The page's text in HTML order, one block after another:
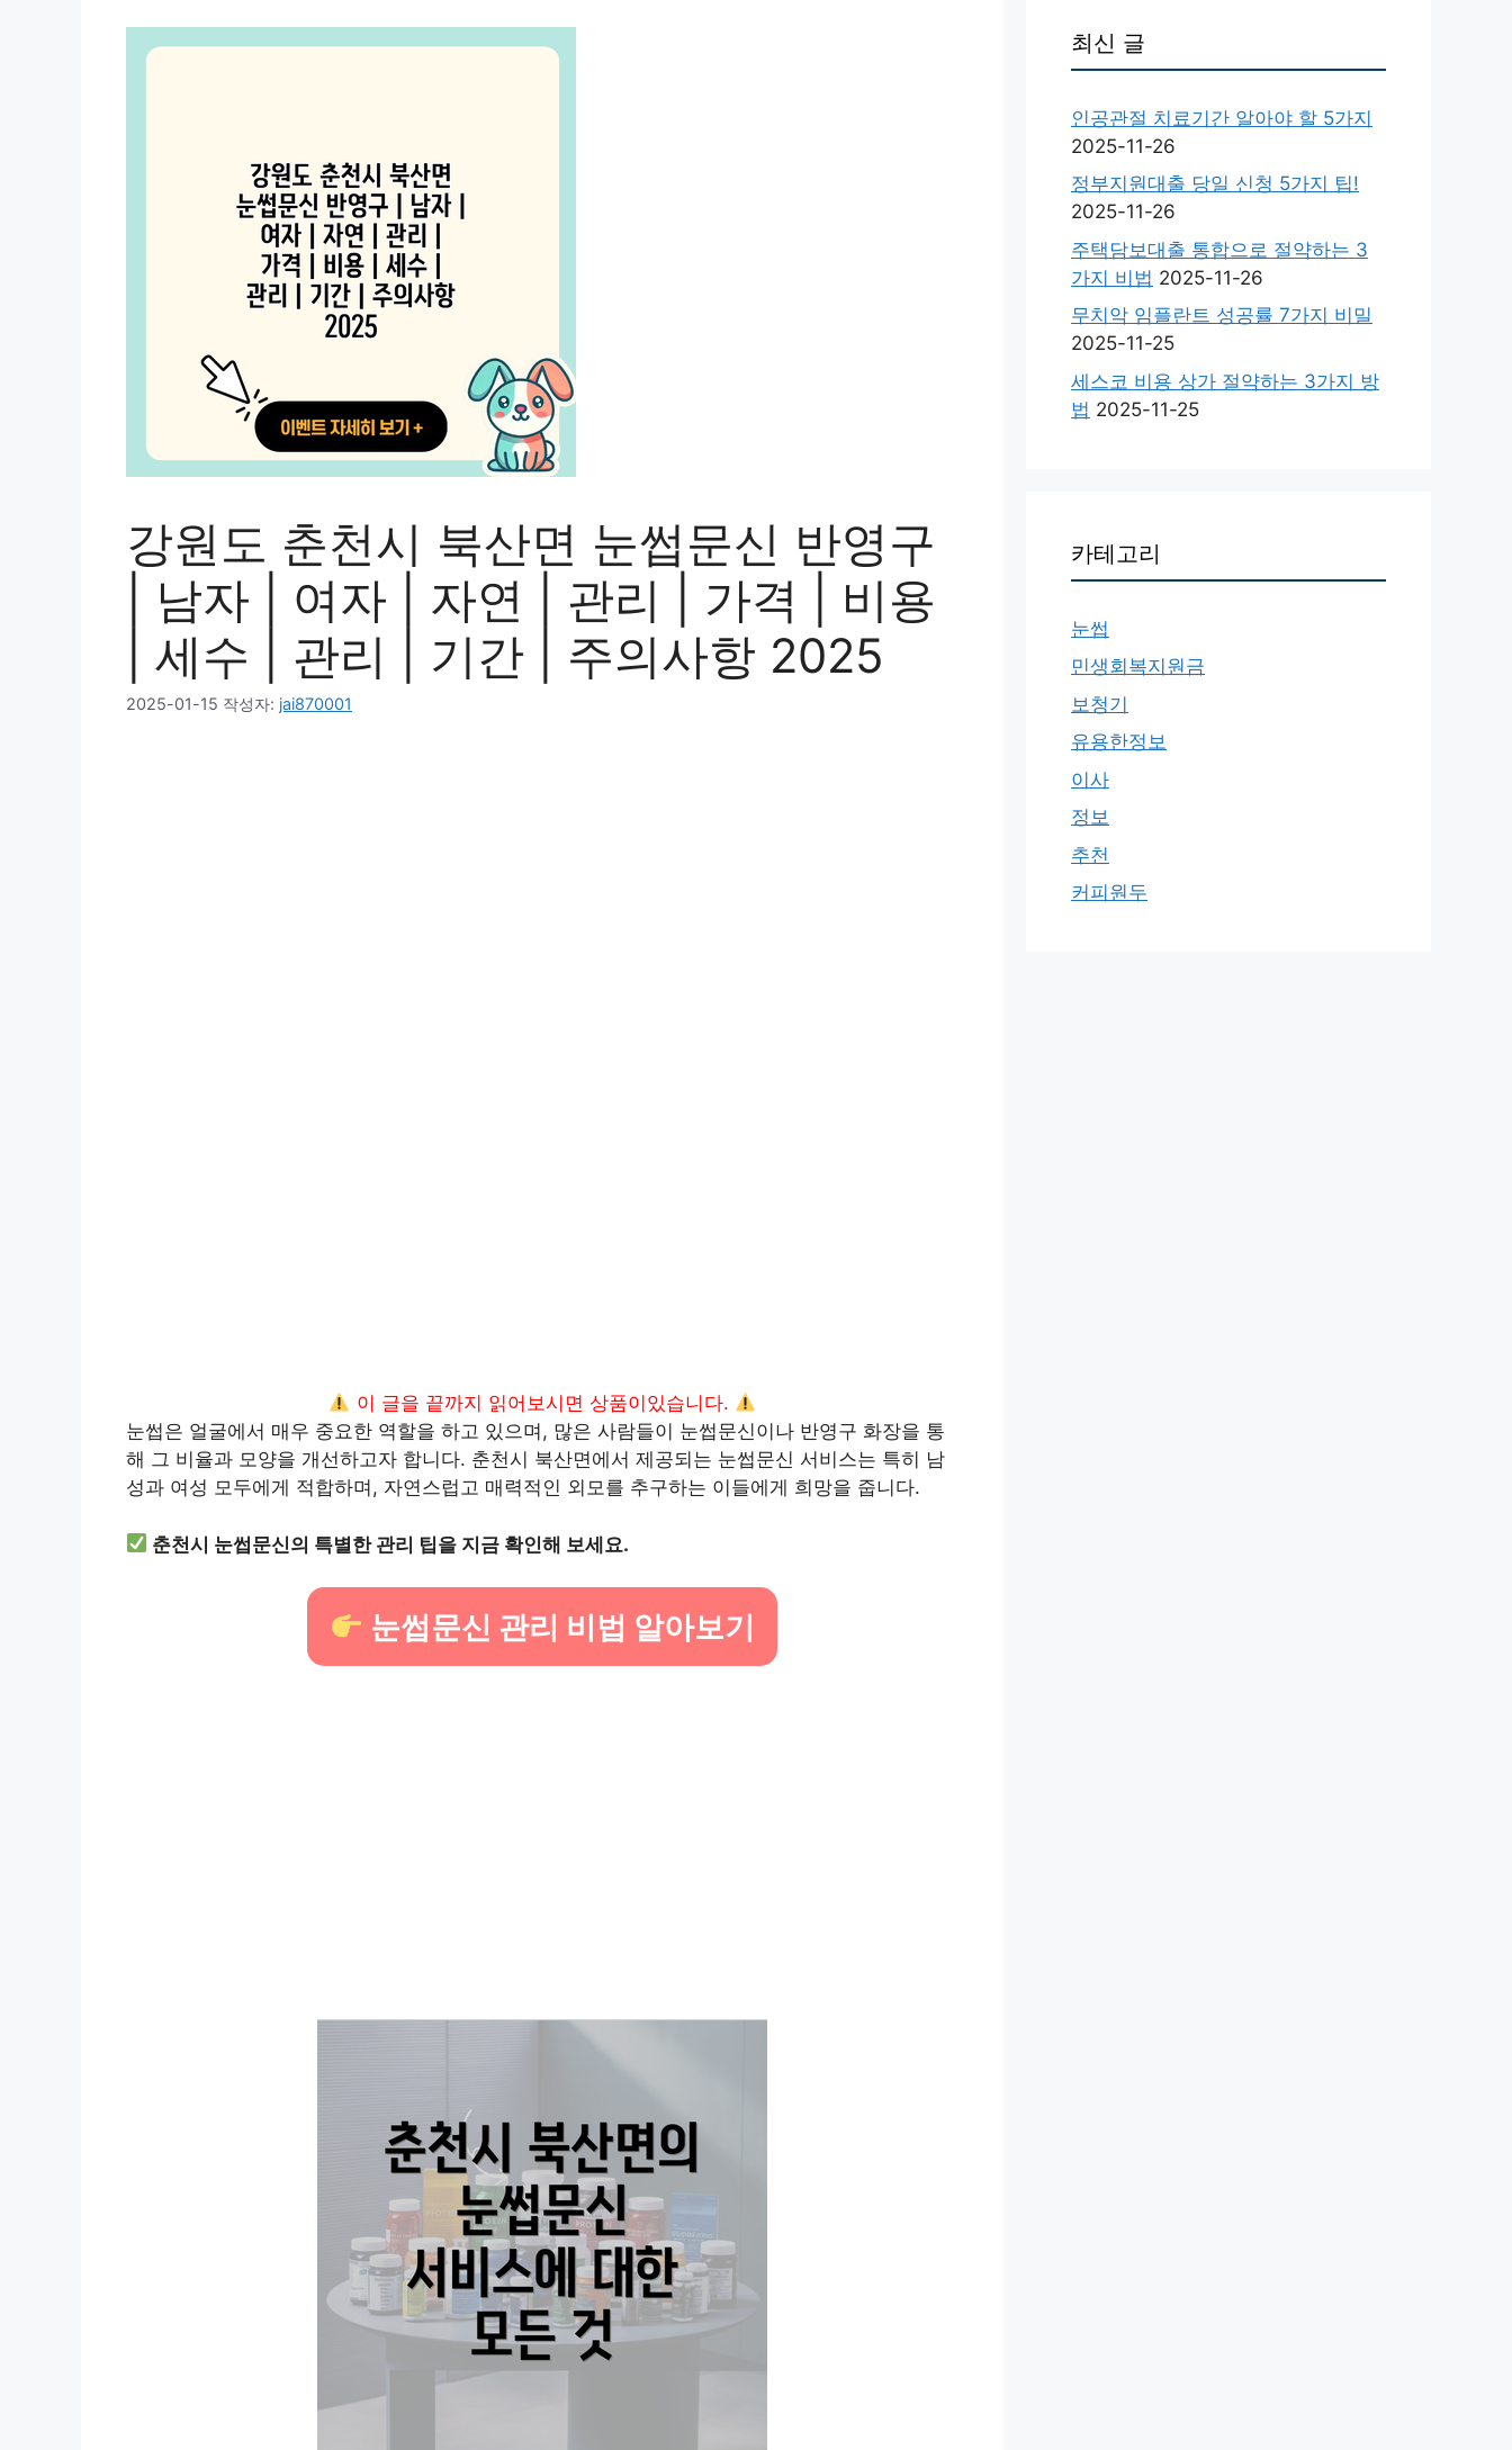
강원도 춘천시 북산면 눈썹문신 반영구
| 남자 | 여자 | 자연 | 관리 | 가격 | 비용
| 세수 | 관리 | 기간 | 주의사항 2025
2025-01-15 작성자: jai870001
이 글을 끝까지 읽어보시면 상품이있습니다.
눈썹은 얼굴에서 매우 중요한 역할을 하고 있으며, 많은 사람들이 눈썹문신이나 반영구 화장을 통
해 그 비율과 모양을 개선하고자 합니다. 춘천시 북산면에서 제공되는 눈썹문신 서비스는 특히 남
성과 여성 모두에게 적합하며, 자연스럽고 매력적인 외모를 추구하는 이들에게 희망을 줍니다.
춘천시 눈썹문신의 특별한 관리 팁을 지금 확인해 보세요.
눈썹문신 관리 비법 알아보기
최신 글
인공관절 치료기간 알아야 할 5가지
2025-11-26
정부지원대출 당일 신청 5가지 팁!
2025-11-26
주택담보대출 통합으로 절약하는 3
가지 비법 2025-11-26
무치악 임플란트 성공률 7가지 비밀
2025-11-25
세스코 비용 상가 절약하는 3가지 방
법 2025-11-25
카테고리
눈썹
민생회복지원금
보청기
유용한정보
이사
정보
추천
커피원두